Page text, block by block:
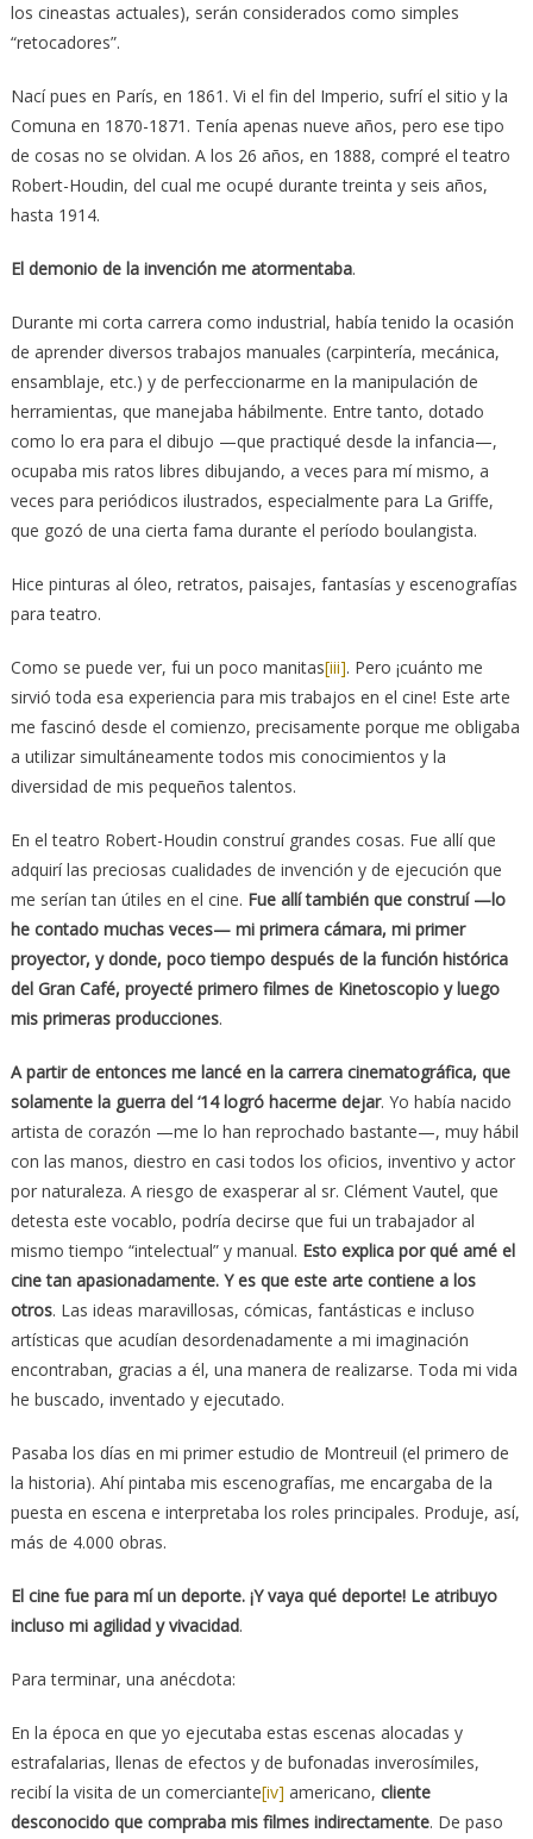
los cineastas actuales), serán considerados como simples
“retocadores”.
Nací pues en París, en 1861. Vi el fin del Imperio, sufrí el sitio y la
Comuna en 1870-1871. Tenía apenas nueve años, pero ese tipo
de cosas no se olvidan. A los 26 años, en 1888, compré el teatro
Robert-Houdin, del cual me ocupé durante treinta y seis años,
hasta 1914.
El demonio de la invención me atormentaba.
Durante mi corta carrera como industrial, había tenido la ocasión
de aprender diversos trabajos manuales (carpintería, mecánica,
ensamblaje, etc.) y de perfeccionarme en la manipulación de
herramientas, que manejaba hábilmente. Entre tanto, dotado
como lo era para el dibujo —que practiqué desde la infancia—,
ocupaba mis ratos libres dibujando, a veces para mí mismo, a
veces para periódicos ilustrados, especialmente para La Griffe,
que gozó de una cierta fama durante el período boulangista.
Hice pinturas al óleo, retratos, paisajes, fantasías y escenografías
para teatro.
Como se puede ver, fui un poco manitas[iii]. Pero ¡cuánto me
sirvió toda esa experiencia para mis trabajos en el cine! Este arte
me fascinó desde el comienzo, precisamente porque me obligaba
a utilizar simultáneamente todos mis conocimientos y la
diversidad de mis pequeños talentos.
En el teatro Robert-Houdin construí grandes cosas. Fue allí que
adquirí las preciosas cualidades de invención y de ejecución que
me serían tan útiles en el cine. Fue allí también que construí —lo
he contado muchas veces— mi primera cámara, mi primer
proyector, y donde, poco tiempo después de la función histórica
del Gran Café, proyecté primero filmes de Kinetoscopio y luego
mis primeras producciones.
A partir de entonces me lancé en la carrera cinematográfica, que
solamente la guerra del ‘14 logró hacerme dejar. Yo había nacido
artista de corazón —me lo han reprochado bastante—, muy hábil
con las manos, diestro en casi todos los oficios, inventivo y actor
por naturaleza. A riesgo de exasperar al sr. Clément Vautel, que
detesta este vocablo, podría decirse que fui un trabajador al
mismo tiempo “intelectual” y manual. Esto explica por qué amé el
cine tan apasionadamente. Y es que este arte contiene a los
otros. Las ideas maravillosas, cómicas, fantásticas e incluso
artísticas que acudían desordenadamente a mi imaginación
encontraban, gracias a él, una manera de realizarse. Toda mi vida
he buscado, inventado y ejecutado.
Pasaba los días en mi primer estudio de Montreuil (el primero de
la historia). Ahí pintaba mis escenografías, me encargaba de la
puesta en escena e interpretaba los roles principales. Produje, así,
más de 4.000 obras.
El cine fue para mí un deporte. ¡Y vaya qué deporte! Le atribuyo
incluso mi agilidad y vivacidad.
Para terminar, una anécdota:
En la época en que yo ejecutaba estas escenas alocadas y
estrafalarias, llenas de efectos y de bufonadas inverosímiles,
recibí la visita de un comerciante[iv] americano, cliente
desconocido que compraba mis filmes indirectamente. De paso